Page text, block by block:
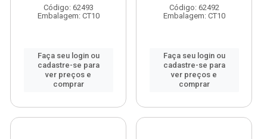
Código: 62493
Embalagem: CT10
Faça seu login ou
cadastre-se para
ver preços e
comprar
Código: 62492
Embalagem: CT10
Faça seu login ou
cadastre-se para
ver preços e
comprar